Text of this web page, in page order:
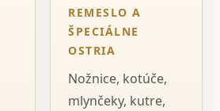
REMESLO A
ŠPECIÁLNE
OSTRIA
Nožnice, kotúče,
mlynčeky, kutre,